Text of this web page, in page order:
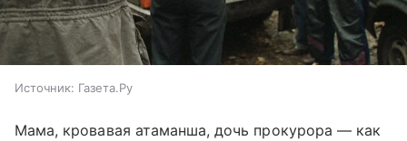
Источник: Газета.Ру
Мама, кровавая атаманша, дочь прокурора — как